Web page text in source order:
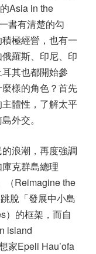
Asia in the
書有清楚的勾
極經營，也有一
羅斯、印尼、印
其也都開始參
樣的角色？首先
體性，了解太平
外交。
浪潮，再度強調
克群島總理
（Reimagine the
脫「發展中小島
）的框架，而自
island
家Epeli Hau’ofa